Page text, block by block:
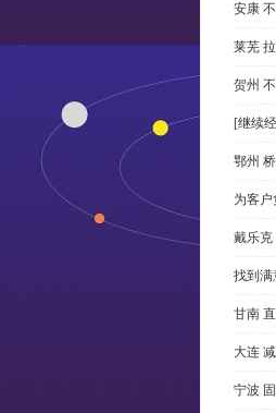
安康
莱芜
贺州
[继续
鄂州
为客
戴乐克
找到满
甘南
大连
宁波